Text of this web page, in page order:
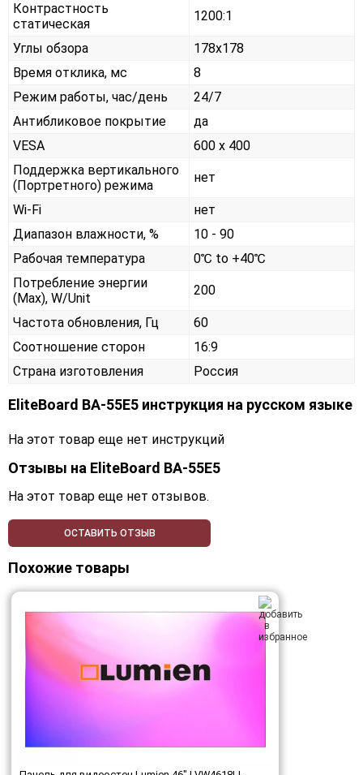
Контрастность
статическая
1200:1
Углы обзора
178x178
Время отклика, мс
8
Режим работы, час/день
24/7
Антибликовое покрытие
да
VESA
600 x 400
Поддержка вертикального
(Портретного) режима
нет
Wi-Fi
нет
Диапазон влажности, %
10 - 90
Рабочая температура
0℃ to +40℃
Потребление энергии
(Max), W/Unit
200
Частота обновления, Гц
60
Соотношение сторон
16:9
Страна изготовления
Россия
EliteBoard BA-55E5 инструкция на русском языке
На этот товар еще нет инструкций
Отзывы на EliteBoard BA-55E5
На этот товар еще нет отзывов.
ОСТАВИТЬ ОТЗЫВ
Похожие товары